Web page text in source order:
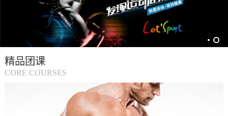
育
(中
精品团课
CORE COURSES